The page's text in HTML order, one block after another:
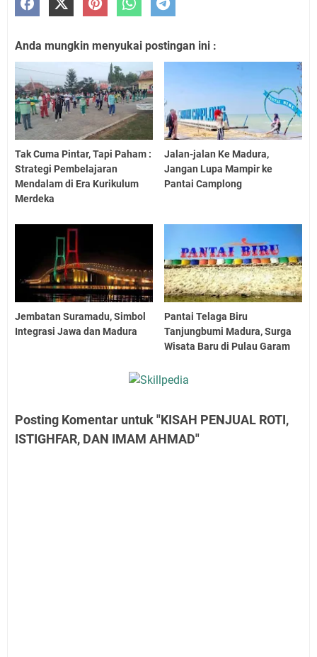
Anda mungkin menyukai postingan ini :
Tak Cuma Pintar, Tapi Paham :
Strategi Pembelajaran
Mendalam di Era Kurikulum
Merdeka
Jalan-jalan Ke Madura,
Jangan Lupa Mampir ke
Pantai Camplong
Jembatan Suramadu, Simbol
Integrasi Jawa dan Madura
Pantai Telaga Biru
Tanjungbumi Madura, Surga
Wisata Baru di Pulau Garam
Posting Komentar untuk "KISAH PENJUAL ROTI,
ISTIGHFAR, DAN IMAM AHMAD"